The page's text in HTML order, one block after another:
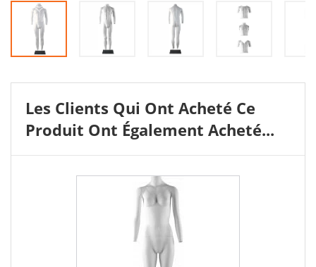
Les Clients Qui Ont Acheté Ce
Produit Ont Également Acheté...